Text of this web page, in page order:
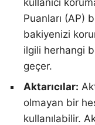
Puanları (AP)
bakiyenizi
ilgili herhangi
geçer.
Aktarıcılar:
olmayan bir
kullanılabilir.